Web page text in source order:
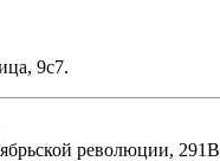
9с7.
революции, 291В